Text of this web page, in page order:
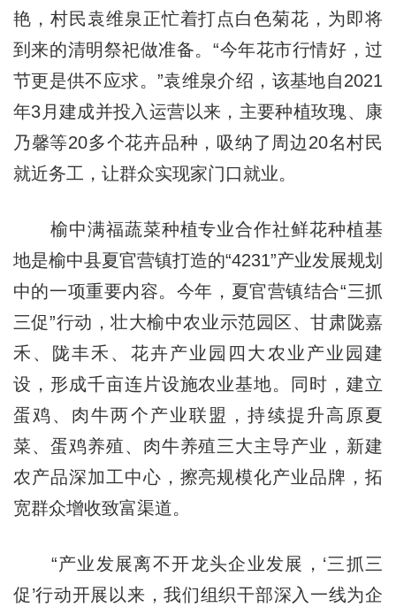
艳，村民袁维泉正忙着打点白色菊花，为即将
到来的清明祭祀做准备。“今年花市行情好，过
节更是供不应求。”袁维泉介绍，该基地自2021
年3月建成并投入运营以来，主要种植玫瑰、康
乃馨等20多个花卉品种，吸纳了周边20名村民
就近务工，让群众实现家门口就业。
榆中满福蔬菜种植专业合作社鲜花种植基
地是榆中县夏官营镇打造的“4231”产业发展规划
中的一项重要内容。今年，夏官营镇结合“三抓
三促”行动，壮大榆中农业示范园区、甘肃陇嘉
禾、陇丰禾、花卉产业园四大农业产业园建
设，形成千亩连片设施农业基地。同时，建立
蛋鸡、肉牛两个产业联盟，持续提升高原夏
菜、蛋鸡养殖、肉牛养殖三大主导产业，新建
农产品深加工中心，擦亮规模化产业品牌，拓
宽群众增收致富渠道。
“产业发展离不开龙头企业发展，‘三抓三
促’行动开展以来，我们组织干部深入一线为企